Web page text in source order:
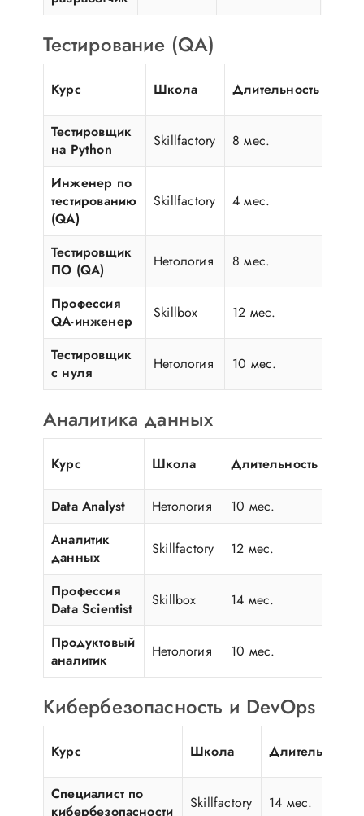
Тестирование (QA)
Курс Школа Длительность
Тестировщик
на Python
Skillfactory 8 мес.
Инженер по
тестированию
(QA)
Skillfactory 4 мес.
Тестировщик
ПО (QA)
Нетология 8 мес.
Профессия
QA-инженер
Skillbox 12 мес.
Тестировщик
с нуля
Нетология 10 мес.
Аналитика данных
Курс Школа Длительность
Data Analyst
Нетология 10 мес.
Аналитик
данных
Skillfactory 12 мес.
Профессия
Data Scientist
Skillbox 14 мес.
Продуктовый
аналитик
Нетология 10 мес.
Кибербезопасность и DevOps
Курс Школа Длительность
Специалист по
кибербезопасности
Skillfactory 14 мес.